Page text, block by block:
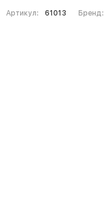
Артикул: 61013 Бренд: